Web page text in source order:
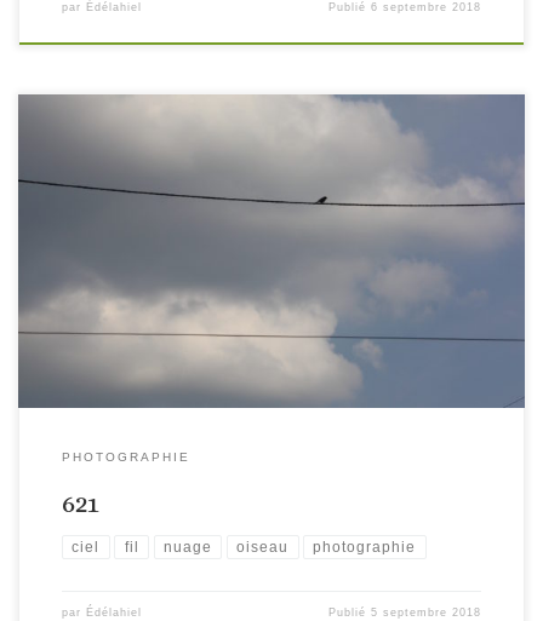
par Édélahiel Publié6 septembre 2018
PHOTOGRAPHIE
621
ciel fil nuage oiseau photographie
par Édélahiel Publié5 septembre 2018